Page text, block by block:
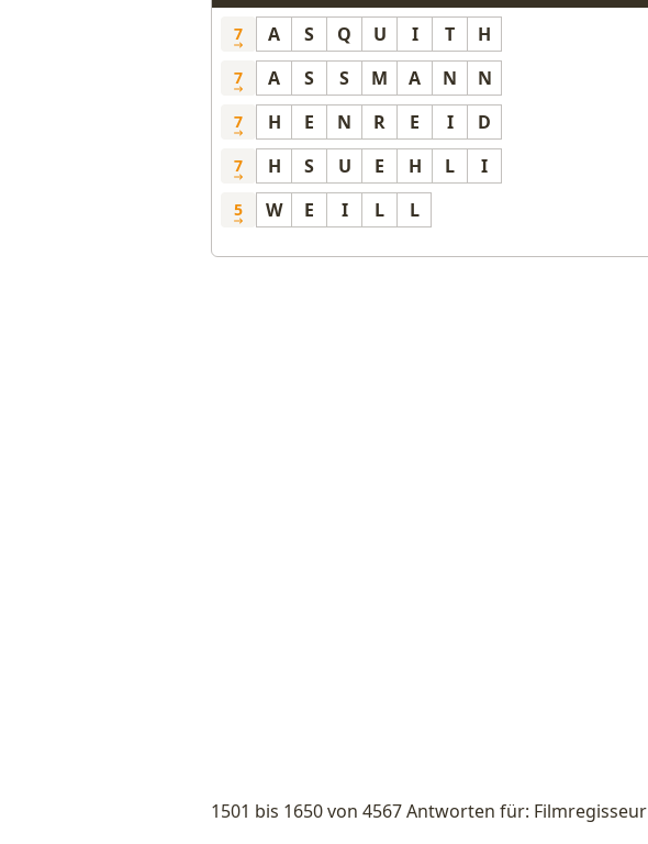
7 A S Q U I T H
7 A S S M A N N
7 H E N R E I D
7 H S U E H L I
5 W E I L L
1501 bis 1650 von 4567 Antworten für: Filmregisseur